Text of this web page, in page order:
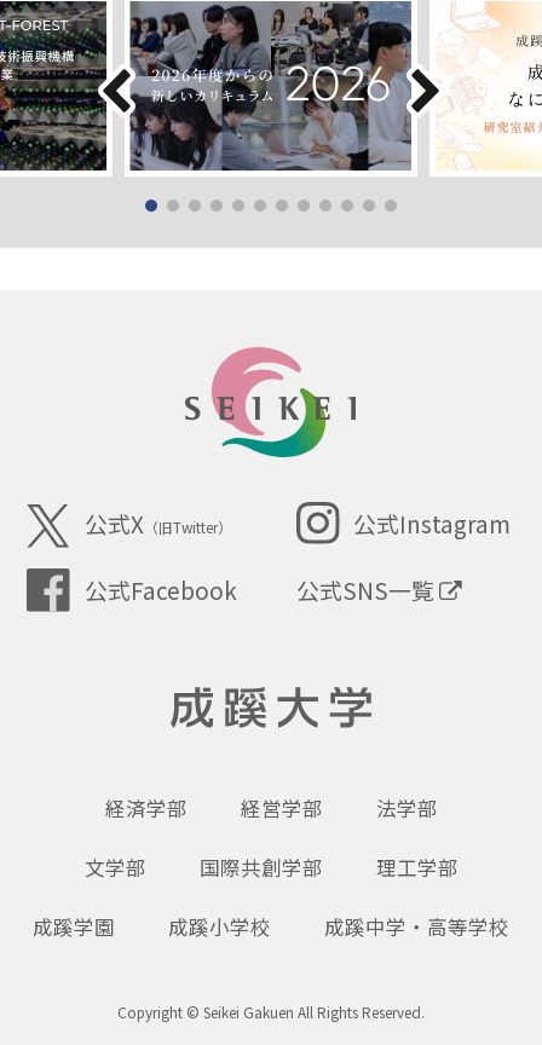
公式X （旧Twitter） 公式Instagram
公式Facebook 公式SNS一覧
経済学部 経営学部 法学部
文学部 国際共創学部 理工学部
成蹊学園 成蹊小学校 成蹊中学・高等学校
Copyright © Seikei Gakuen All Rights Reserved.